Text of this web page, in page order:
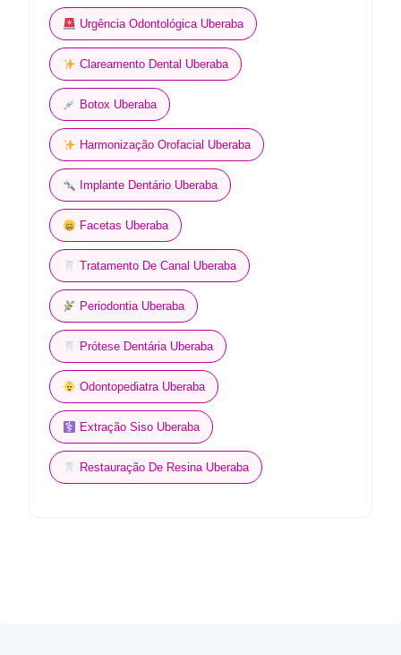
Urgência Odontológica Uberaba
Clareamento Dental Uberaba
Botox Uberaba
Harmonização Orofacial Uberaba
Implante Dentário Uberaba
Facetas Uberaba
Tratamento De Canal Uberaba
Periodontia Uberaba
Prótese Dentária Uberaba
Odontopediatra Uberaba
Extração Siso Uberaba
Restauração De Resina Uberaba